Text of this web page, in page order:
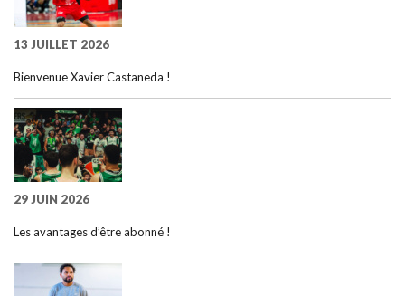
13 JUILLET 2026
Bienvenue Xavier Castaneda !
29 JUIN 2026
Les avantages d’être abonné !